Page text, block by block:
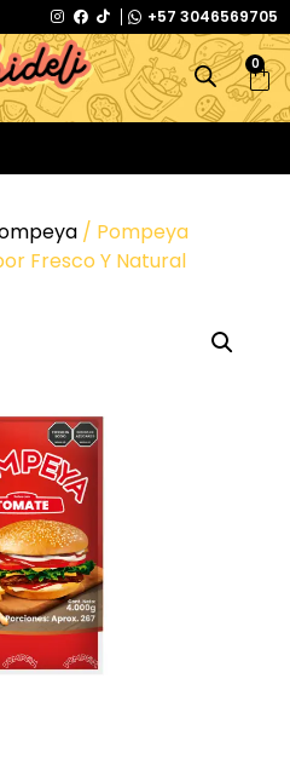
+57 3046569705
0
/ Pompeya
Fresco Y Natural